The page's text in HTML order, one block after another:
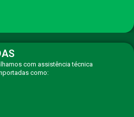
com assistência técnica
como: